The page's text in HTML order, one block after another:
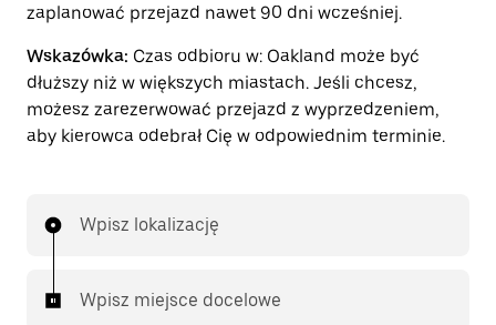
zaplanować przejazd nawet 90 dni wcześniej.
Wskazówka: Czas odbioru w: Oakland może być
dłuższy niż w większych miastach. Jeśli chcesz,
możesz zarezerwować przejazd z wyprzedzeniem,
aby kierowca odebrał Cię w odpowiednim terminie.
Wpisz lokalizację
Wpisz miejsce docelowe